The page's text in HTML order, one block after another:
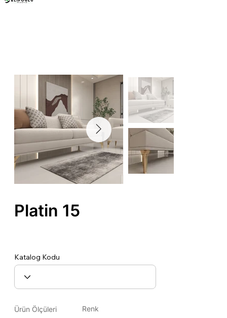
Platin 15
Katalog Kodu
Ürün Ölçüleri Renk